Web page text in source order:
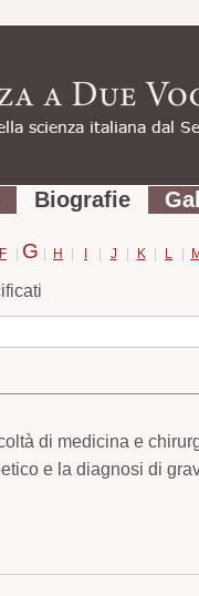
Biografie
F | G | H | I | J | K | L |
di medicina e
e la diagnosi di